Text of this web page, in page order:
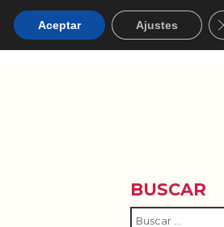
FORMACIÓN WOMEN IN MOBILE
BUSCAR
Aceptar Ajustes